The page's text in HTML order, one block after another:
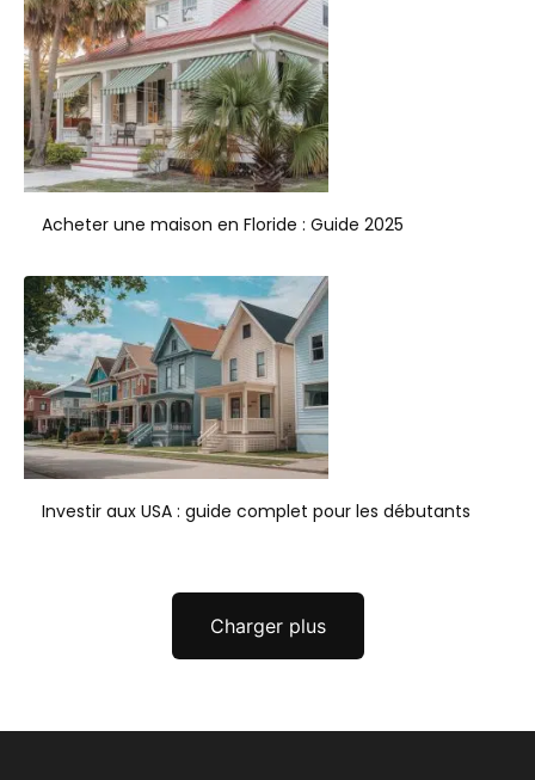
Acheter une maison en Floride : Guide 2025
Investir aux USA : guide complet pour les débutants
Charger plus